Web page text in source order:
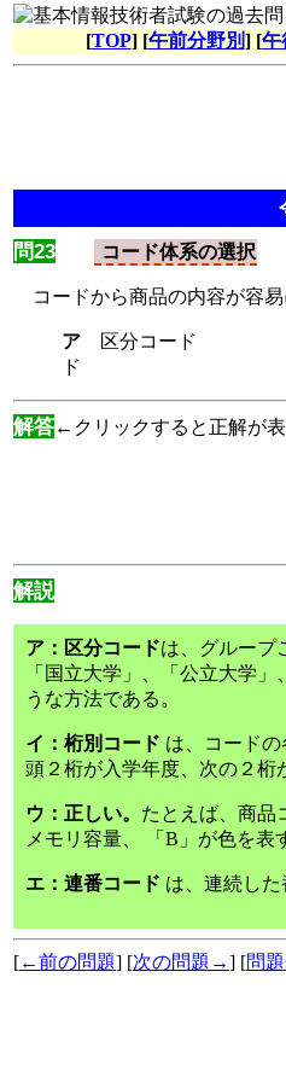
[TOP] [午前分野別] [午
問23 コード体系の選択
コードから商品の内容が容易
ア 区分コー
ド
解答←クリックすると正解が
解説
ア：区分コードは、グループ
「国立大学」、「公立大学
うな方法である。
イ：桁別コード は、コード
頭２桁が入学年度、次の２桁
ウ：正しい。 たとえば、商品
メモリ容量、 「B」が色を表
エ：連番コード は、連続した
[←前の問題] [次の問題→] [問